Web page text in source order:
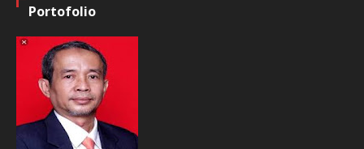
Portofolio